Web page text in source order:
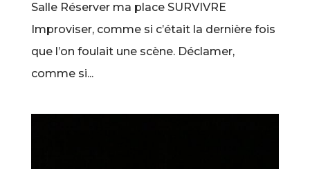
Salle Réserver ma place SURVIVRE
Improviser, comme si c’était la dernière fois
que l’on foulait une scène. Déclamer,
comme si...